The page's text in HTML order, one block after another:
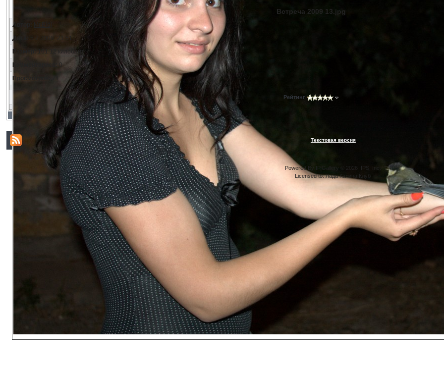
Встреча 2009 13.jpg
Автор:
Дата:
161.12 килобайт
0
Просмотров:
Рейтинг
Текстовая версия
Powered By IP.Gallery © 2026 IPS, Inc.
Licensed to: Лада Калина Клуб